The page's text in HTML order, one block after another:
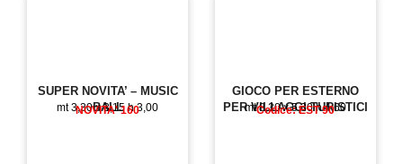
SUPER NOVITA’ – MUSIC
BALL
mt 3,30 x 3,15 h 3,00
NOVITA' 160
GIOCO PER ESTERNO
PER VILLAGGI TURISTICI
mt 8,30 x 5,30 h 4,60
Codice: EST 90